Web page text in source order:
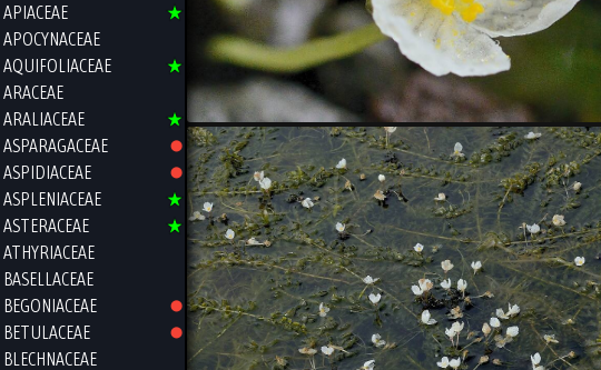
APIACEAE
APOCYNACEAE
AQUIFOLIACEAE
ARACEAE
ARALIACEAE
ASPARAGACEAE
ASPIDIACEAE
ASPLENIACEAE
ASTERACEAE
ATHYRIACEAE
BASELLACEAE
BEGONIACEAE
BETULACEAE
BLECHNACEAE